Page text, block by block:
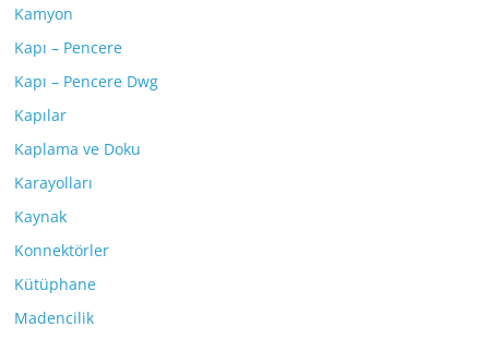
Kamyon
Kapı – Pencere
Kapı – Pencere Dwg
Kapılar
Kaplama ve Doku
Karayolları
Kaynak
Konnektörler
Kütüphane
Madencilik